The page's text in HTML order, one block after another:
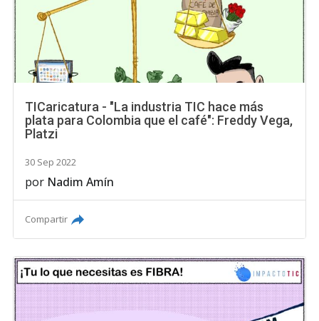
TICaricatura - "La industria TIC hace más
plata para Colombia que el café": Freddy Vega,
Platzi
30 Sep 2022
por Nadim Amín
Compartir